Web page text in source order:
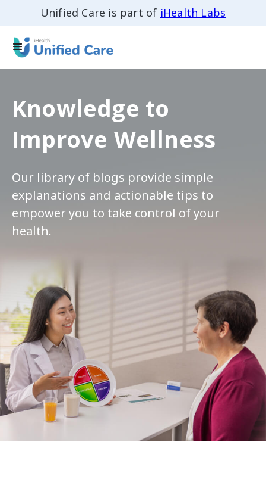
Unified Care is part of iHealth Labs
Knowledge to
Improve Wellness
Our library of blogs provide simple
explanations and actionable tips to
empower you to take control of your
health.